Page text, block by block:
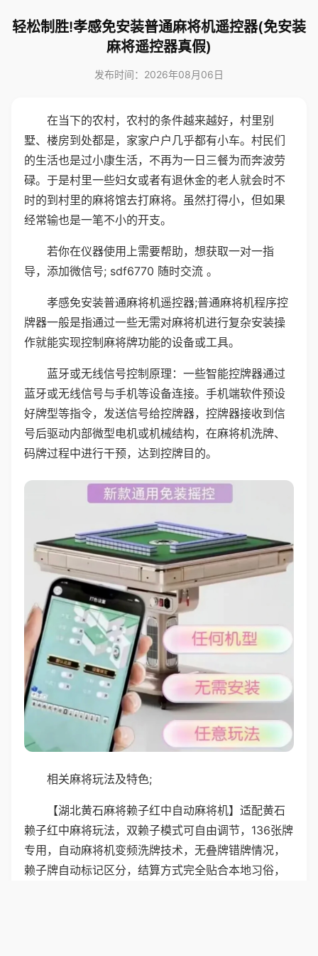
轻松制胜!孝感免安装普通麻将机遥控器(免安装
麻将遥控器真假)
发布时间：2026年08月06日
在当下的农村，农村的条件越来越好，村里别
墅、楼房到处都是，家家户户几乎都有小车。村民们
的生活也是过小康生活，不再为一日三餐为而奔波劳
碌。于是村里一些妇女或者有退休金的老人就会时不
时的到村里的麻将馆去打麻将。虽然打得小，但如果
经常输也是一笔不小的开支。
若你在仪器使用上需要帮助，想获取一对一指
导，添加微信号; sdf6770 随时交流 。
孝感免安装普通麻将机遥控器;普通麻将机程序控
牌器一般是指通过一些无需对麻将机进行复杂安装操
作就能实现控制麻将牌功能的设备或工具。
蓝牙或无线信号控制原理：一些智能控牌器通过
蓝牙或无线信号与手机等设备连接。手机端软件预设
好牌型等指令，发送信号给控牌器，控牌器接收到信
号后驱动内部微型电机或机械结构，在麻将机洗牌、
码牌过程中进行干预，达到控牌目的。
相关麻将玩法及特色;
【湖北黄石麻将赖子红中自动麻将机】适配黄石
赖子红中麻将玩法，双赖子模式可自由调节，136张牌
专用，自动麻将机变频洗牌技术，无叠牌错牌情况，
赖子牌自动标记区分，结算方式完全贴合本地习俗，